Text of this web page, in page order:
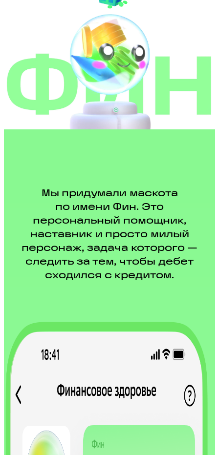
Мы придумали маскота
по имени Фин. Это
персональный помощник,
наставник и просто милый
персонаж, задача которого —
следить за тем, чтобы дебет
сходился с кредитом.